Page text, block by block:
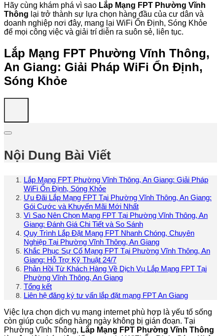
Hãy cùng khám phá vì sao Lắp Mạng FPT Phường Vĩnh
Thông lại trở thành sự lựa chọn hàng đầu của cư dân và
doanh nghiệp nơi đây, mang lại WiFi Ổn Định, Sóng Khỏe
để mọi công việc và giải trí diễn ra suôn sẻ, liên tục.
Lắp Mạng FPT Phường Vĩnh Thông,
An Giang: Giải Pháp WiFi Ổn Định,
Sóng Khỏe
Nội Dung Bài Viết
Lắp Mạng FPT Phường Vĩnh Thông, An Giang: Giải Pháp
WiFi Ổn Định, Sóng Khỏe
Ưu Đãi Lắp Mạng FPT Tại Phường Vĩnh Thông, An Giang:
Gói Cước và Khuyến Mãi Mới Nhất
Vì Sao Nên Chọn Mạng FPT Tại Phường Vĩnh Thông, An
Giang: Đánh Giá Chi Tiết và So Sánh
Quy Trình Lắp Đặt Mạng FPT Nhanh Chóng, Chuyên
Nghiệp Tại Phường Vĩnh Thông, An Giang
Khắc Phục Sự Cố Mạng FPT Tại Phường Vĩnh Thông, An
Giang: Hỗ Trợ Kỹ Thuật 24/7
Phản Hồi Từ Khách Hàng Về Dịch Vụ Lắp Mạng FPT Tại
Phường Vĩnh Thông, An Giang
Tổng kết
Liên hệ đăng ký tư vấn lắp đặt mạng FPT An Giang
Việc lựa chọn dịch vụ mạng internet phù hợp là yếu tố sống
còn giúp cuộc sống hàng ngày không bị gián đoạn. Tại
Phường Vĩnh Thông, Lắp Mạng FPT Phường Vĩnh Thông